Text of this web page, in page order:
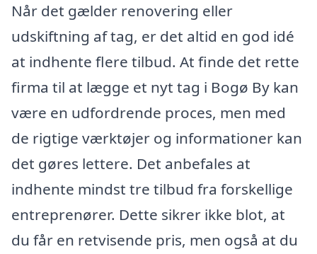
Når det gælder renovering eller
udskiftning af tag, er det altid en god idé
at indhente flere tilbud. At finde det rette
firma til at lægge et nyt tag i Bogø By kan
være en udfordrende proces, men med
de rigtige værktøjer og informationer kan
det gøres lettere. Det anbefales at
indhente mindst tre tilbud fra forskellige
entreprenører. Dette sikrer ikke blot, at
du får en retvisende pris, men også at du